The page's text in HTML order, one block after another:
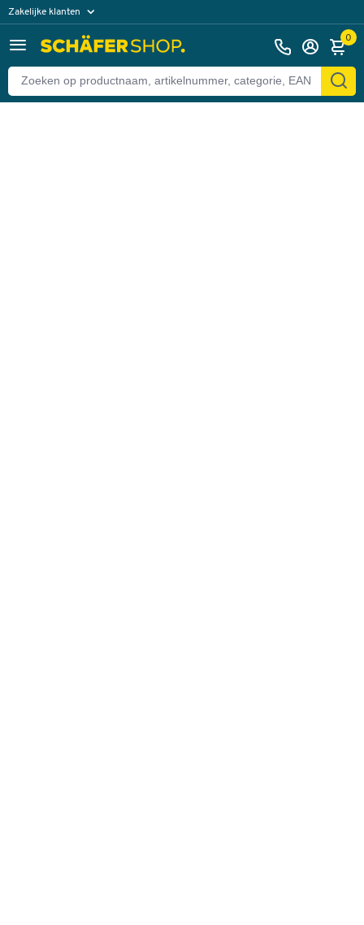
Zakelijke klanten
Particuliere klanten 0
Terug